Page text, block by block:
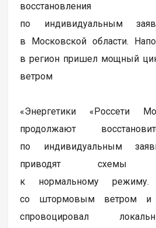
восстановления
по индивидуальным
в Московской области.
в регион пришел мощный
ветром
«Энергетики «Россети
продолжают
по индивидуальным
приводят схемы
к нормальному
со штормовым ветром и
спровоцировал